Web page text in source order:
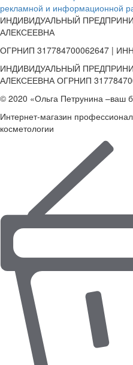
рекламной и информационной
ИНДИВИДУАЛЬНЫЙ
АЛЕКСЕЕВНА
ОГРНИП 317784700062647 |
ИНДИВИДУАЛЬНЫЙ
АЛЕКСЕЕВНА ОГРНИП
© 2020 «Ольга Петрунина –ваш
Интернет-магазин
косметологии